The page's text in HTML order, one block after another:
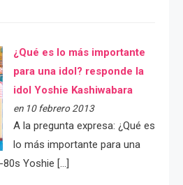
¿Qué es lo más importante
para una idol? responde la
idol Yoshie Kashiwabara
en 10 febrero 2013
A la pregunta expresa: ¿Qué es
lo más importante para una
Yoshie […]